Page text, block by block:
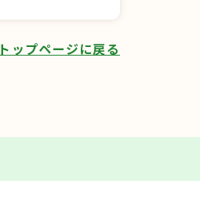
トップページに戻る